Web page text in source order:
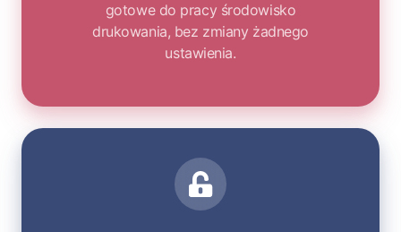
gotowe do pracy środowisko
drukowania, bez zmiany żadnego
ustawienia.